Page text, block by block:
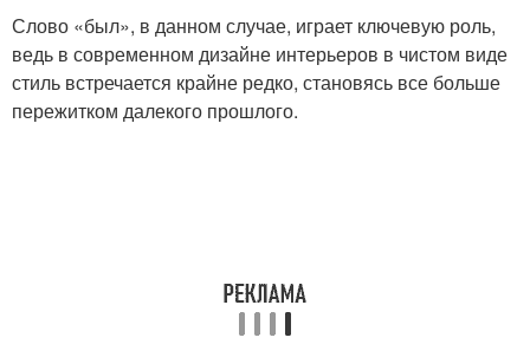
Слово «был», в данном случае, играет ключевую роль,
ведь в современном дизайне интерьеров в чистом виде
стиль встречается крайне редко, становясь все больше
пережитком далекого прошлого.